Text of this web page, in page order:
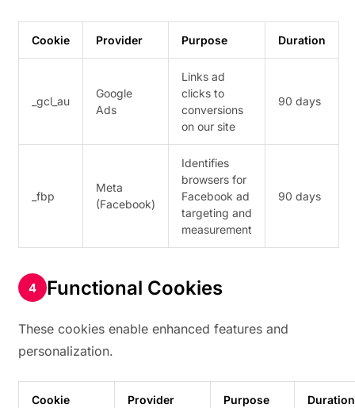
Cookie Provider Purpose Duration
_gcl_au
Google
Ads
Links ad
clicks to
conversions
on our site
90 days
_fbp
Meta
(Facebook)
Identifies
browsers for
Facebook ad
targeting and
measurement
90 days
Functional Cookies
These cookies enable enhanced features and
personalization.
Cookie Provider Purpose Duration